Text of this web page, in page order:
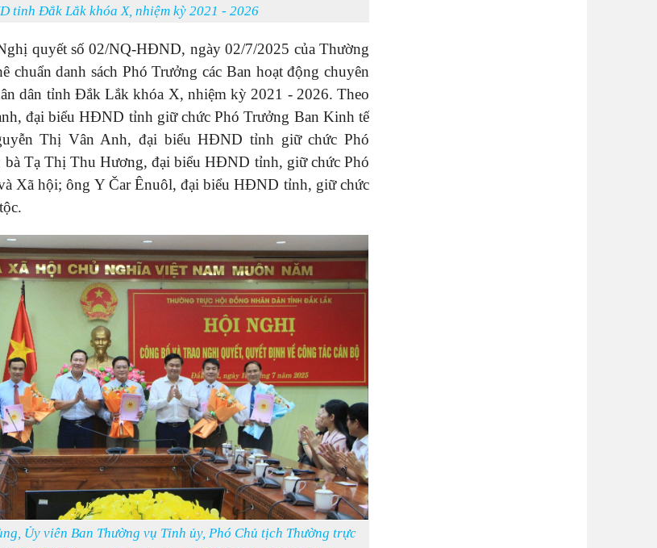
tỉnh Đắk Lắk khóa X, nhiệm kỳ 2021 - 2026
quyết số 02/NQ-HĐND, ngày 02/7/2025 của Thường
chuẩn danh sách Phó Trưởng các Ban hoạt động chuyên
dân tỉnh Đắk Lắk khóa X, nhiệm kỳ 2021 - 2026. Theo
đại biểu HĐND tỉnh giữ chức Phó Trưởng Ban Kinh tế
Thị Vân Anh, đại biểu HĐND tỉnh giữ chức Phó
bà Tạ Thị Thu Hương, đại biểu HĐND tỉnh, giữ chức Phó
Xã hội; ông Y Čar Ênuôl, đại biểu HĐND tỉnh, giữ chức
Ủy viên Ban Thường vụ Tỉnh ủy, Phó Chủ tịch Thường trực